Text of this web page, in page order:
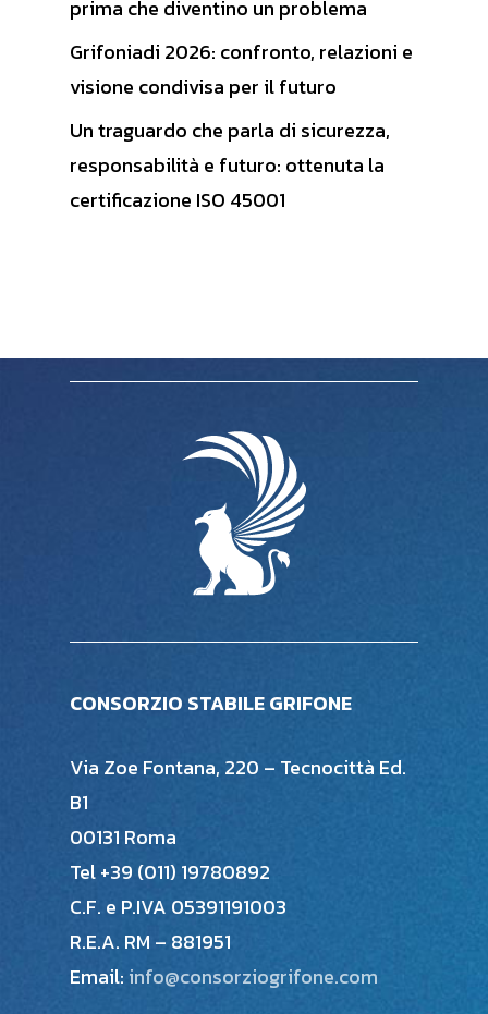
prima che diventino un problema
Grifoniadi 2026: confronto, relazioni e
visione condivisa per il futuro
Un traguardo che parla di sicurezza,
responsabilità e futuro: ottenuta la
certificazione ISO 45001
CONSORZIO STABILE GRIFONE
Via Zoe Fontana, 220 – Tecnocittà Ed.
B1
00131 Roma
Tel +39 (011) 19780892
C.F. e P.IVA 05391191003
R.E.A. RM – 881951
Email: info@consorziogrifone.com